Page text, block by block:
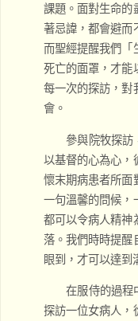
課題。面對生命的
著忌諱，都會避而
而聖經提醒我們「
死亡的面罩，才能
每一次的探訪，對
會。
參與院牧探訪
以基督的心為心，
懷末期病患者所面
一句溫馨的問候，
都可以令病人精神
落。我們時時提醒
眼到，才可以達到
在服侍的過程
探訪一位女病人，